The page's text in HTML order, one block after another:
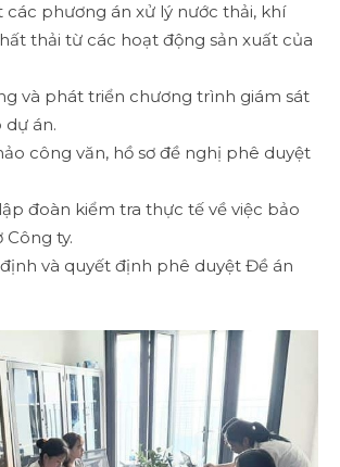
các phương án xử lý nước thải, khí
thải từ các hoạt động sản xuất của
và phát triển chương trình giám sát
án.
công văn, hồ sơ đề nghị phê duyệt
đoàn kiểm tra thực tế về việc bảo
ty.
và quyết định phê duyệt Đề án